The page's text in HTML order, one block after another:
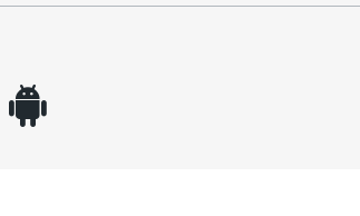
android